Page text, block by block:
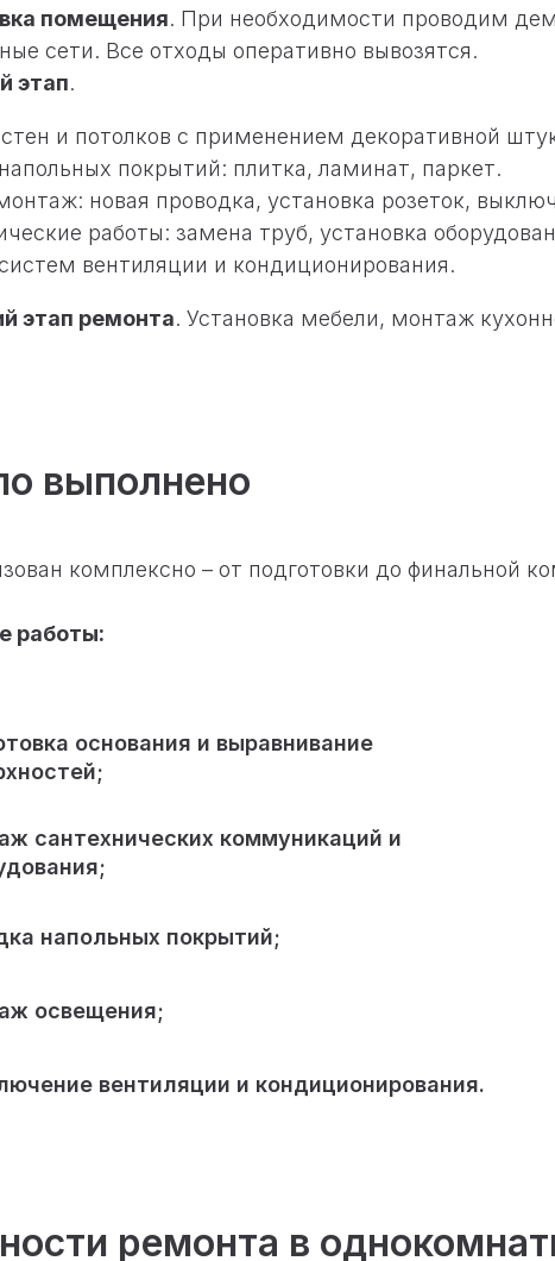
помещения. При необходимости проводим
сети. Все отходы оперативно вывозятся.
этап.
и потолков с применением декоративной
покрытий: плитка, ламинат, паркет.
новая проводка, установка розеток,
работы: замена труб, установка
вентиляции и кондиционирования.
этап ремонта. Установка мебели, монтаж
выполнено
комплексно – от подготовки до финальной
работы:
основания и выравнивание
сантехнических коммуникаций и
напольных покрытий;
освещения;
вентиляции и кондиционирования.
ремонта в